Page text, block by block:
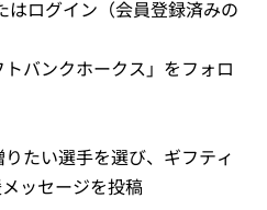
はログイン（会員登録済みの
バンクホークス」をフォロ
たい選手を選び、ギフティ
ッセージを投稿